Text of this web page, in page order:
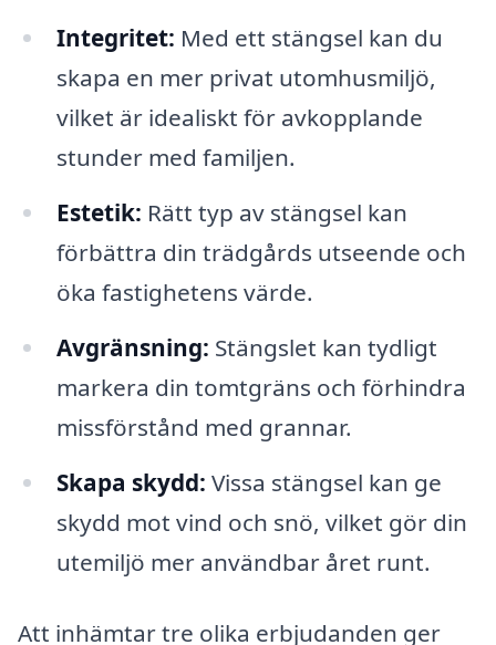
Integritet: Med ett stängsel kan du
skapa en mer privat utomhusmiljö,
vilket är idealiskt för avkopplande
stunder med familjen.
Estetik: Rätt typ av stängsel kan
förbättra din trädgårds utseende och
öka fastighetens värde.
Avgränsning: Stängslet kan tydligt
markera din tomtgräns och förhindra
missförstånd med grannar.
Skapa skydd: Vissa stängsel kan ge
skydd mot vind och snö, vilket gör din
utemiljö mer användbar året runt.
Att inhämtar tre olika erbjudanden ger